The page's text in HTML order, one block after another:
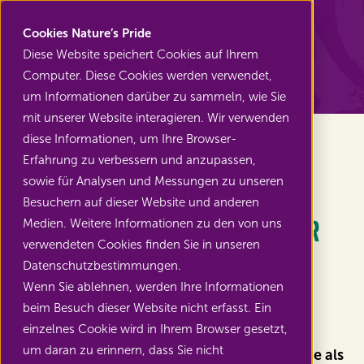
Cookies Nature’s Pride
Diese Website speichert Cookies auf Ihrem
Computer. Diese Cookies werden verwendet,
um Informationen darüber zu sammeln, wie Sie
mit unserer Website interagieren. Wir verwenden
diese Informationen, um Ihre Browser-
Erfahrung zu verbessern und anzupassen,
sowie für Analysen und Messungen zu unseren
Besuchern auf dieser Website und anderen
Medien. Weitere Informationen zu den von uns
verwendeten Cookies finden Sie in unseren
Datenschutzbestimmungen.
Wenn Sie ablehnen, werden Ihre Informationen
beim Besuch dieser Website nicht erfasst. Ein
einzelnes Cookie wird in Ihrem Browser gesetzt,
um daran zu erinnern, dass Sie nicht
Zurück zu Nachrichten
Beerenobst-Aktivitäten
Nature’s Pride werden unter
dem Namen Berries Pride
fortgesetzt
In den letzten Jahren hat sich Nature's Pride als